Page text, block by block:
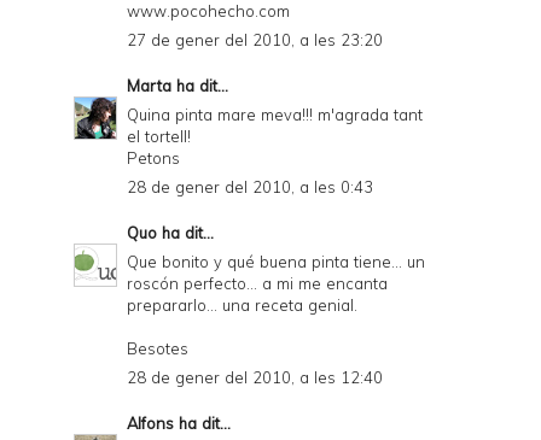
www.pocohecho.com
27 de gener del 2010, a les 23:20
Marta ha dit...
Quina pinta mare meva!!! m'agrada tant
el tortell!
Petons
28 de gener del 2010, a les 0:43
Quo ha dit...
Que bonito y qué buena pinta tiene... un
roscón perfecto... a mi me encanta
prepararlo... una receta genial.
Besotes
28 de gener del 2010, a les 12:40
Alfons ha dit...